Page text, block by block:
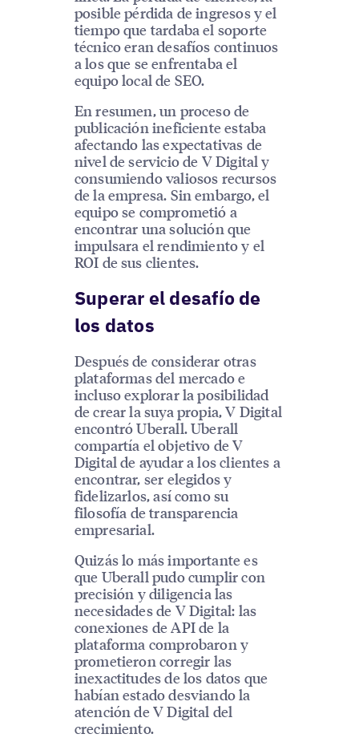
posible pérdida de ingresos y el
tiempo que tardaba el soporte
técnico eran desafíos continuos
a los que se enfrentaba el
equipo local de SEO.
En resumen, un proceso de
publicación ineficiente estaba
afectando las expectativas de
nivel de servicio de V Digital y
consumiendo valiosos recursos
de la empresa. Sin embargo, el
equipo se comprometió a
encontrar una solución que
impulsara el rendimiento y el
ROI de sus clientes.
Superar el desafío de
los datos
Después de considerar otras
plataformas del mercado e
incluso explorar la posibilidad
de crear la suya propia, V Digital
encontró Uberall. Uberall
compartía el objetivo de V
Digital de ayudar a los clientes a
encontrar, ser elegidos y
fidelizarlos, así como su
filosofía de transparencia
empresarial.
Quizás lo más importante es
que Uberall pudo cumplir con
precisión y diligencia las
necesidades de V Digital: las
conexiones de API de la
plataforma comprobaron y
prometieron corregir las
inexactitudes de los datos que
habían estado desviando la
atención de V Digital del
crecimiento.